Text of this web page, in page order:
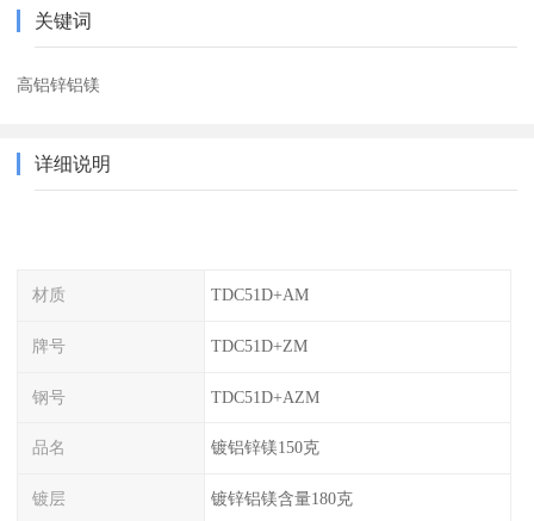
关键词
高铝锌铝镁
详细说明
材质 TDC51D+AM
牌号 TDC51D+ZM
钢号 TDC51D+AZM
品名 镀铝锌镁150克
镀层 镀锌铝镁含量180克